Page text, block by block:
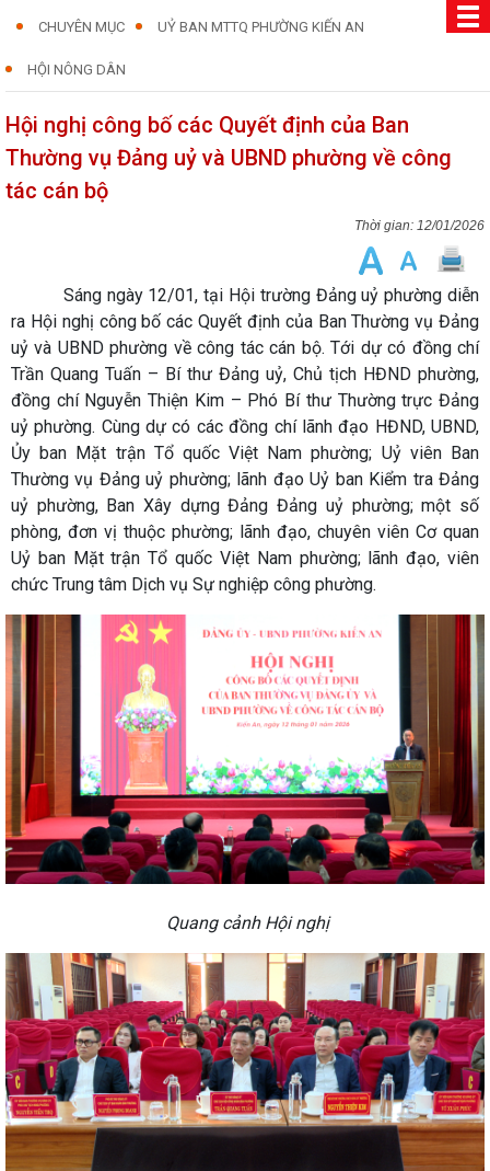
CHUYÊN MỤC UỶ BAN MTTQ PHƯỜNG KIẾN AN
HỘI NÔNG DÂN
Hội nghị công bố các Quyết định của Ban
Thường vụ Đảng uỷ và UBND phường về công
tác cán bộ
12/01/2026
Sáng ngày 12/01, tại Hội trường Đảng uỷ phường diễn
ra Hội nghị công bố các Quyết định của Ban Thường vụ Đảng
uỷ và UBND phường về công tác cán bộ. Tới dự có đồng chí
Trần Quang Tuấn – Bí thư Đảng uỷ, Chủ tịch HĐND phường,
đồng chí Nguyễn Thiện Kim – Phó Bí thư Thường trực Đảng
uỷ phường. Cùng dự có các đồng chí lãnh đạo HĐND, UBND,
Ủy ban Mặt trận Tổ quốc Việt Nam phường; Uỷ viên Ban
Thường vụ Đảng uỷ phường; lãnh đạo Uỷ ban Kiểm tra Đảng
uỷ phường, Ban Xây dựng Đảng Đảng uỷ phường; một số
phòng, đơn vị thuộc phường; lãnh đạo, chuyên viên Cơ quan
Uỷ ban Mặt trận Tổ quốc Việt Nam phường; lãnh đạo, viên
chức Trung tâm Dịch vụ Sự nghiệp công phường.
Quang cảnh Hội nghị